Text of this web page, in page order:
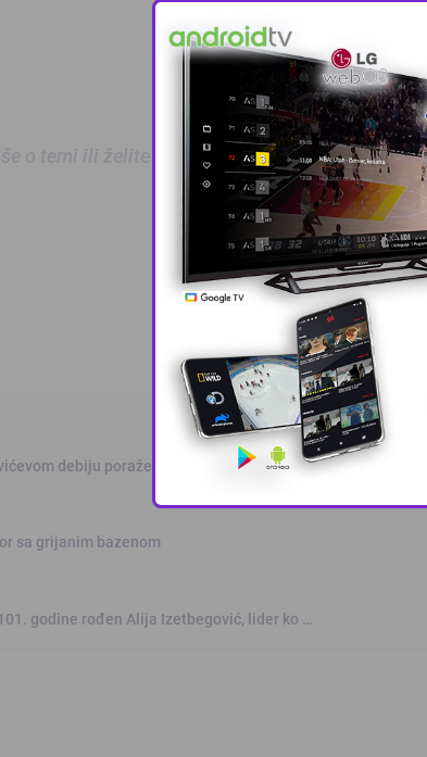
o temi ili želite prijaviti grešku u tekstu?
debiju poražen od Intera, Zmaj učestvov …
sa grijanim bazenom
godine rođen Alija Izetbegović, lider ko …